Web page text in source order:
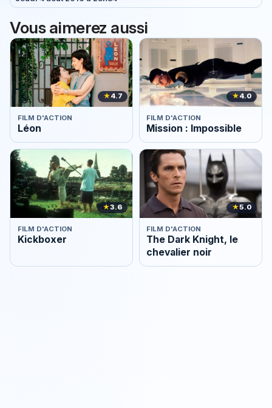
Vous aimerez aussi
★4.7
FILM D'ACTION
Léon
★4.0
FILM D'ACTION
Mission : Impossible
★3.6
FILM D'ACTION
Kickboxer
★5.0
FILM D'ACTION
The Dark Knight, le
chevalier noir